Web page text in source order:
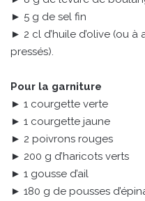
► 5 g de sel fin
► 2 cl d’huile d’olive (ou
pressés).
Pour la garniture
► 1 courgette verte
► 1 courgette jaune
► 2 poivrons rouges
► 200 g d’haricots verts
► 1 gousse d’ail
► 180 g de pousses